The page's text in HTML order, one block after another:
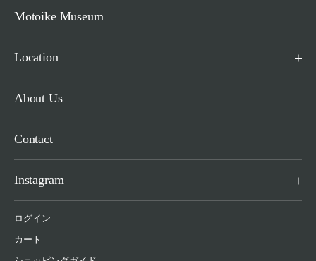
Motoike Museum
Location
About Us
Contact
Instagram
ログイン
カート